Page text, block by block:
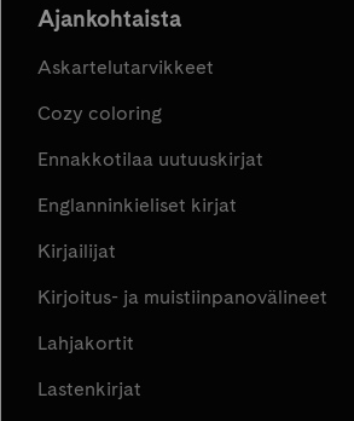
Ajankohtaista
Askartelutarvikkeet
Cozy coloring
Ennakkotilaa uutuuskirjat
Englanninkieliset kirjat
Kirjailijat
Kirjoitus- ja muistiinpanovälineet
Lahjakortit
Lastenkirjat